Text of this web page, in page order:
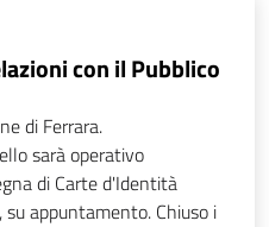
con il Pubblico
di Ferrara.
sarà operativo
di Carte d'Identità
appuntamento. Chiuso i